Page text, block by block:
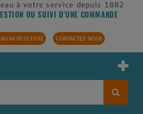
à votre service depuis 1882
OU SUIVI D'UNE COMMANDE
AU 04 78 33 50 02 CONTACTEZ-NOUS